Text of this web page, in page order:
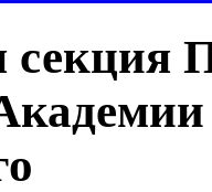
секция